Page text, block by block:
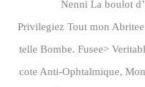
Nenni La boulot
Privilegiez Tout mon
telle Bombe. Fusee>
cote Anti-Ophtalmique,